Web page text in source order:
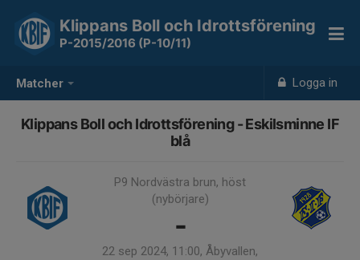
Matcher Logga in
Klippans Boll och Idrottsförening
P-2015/2016 (P-10/11)
Klippans Boll och Idrottsförening - Eskilsminne IF
blå
P9 Nordvästra brun, höst
(nybörjare)
-
22 sep 2024, 11:00, Åbyvallen,